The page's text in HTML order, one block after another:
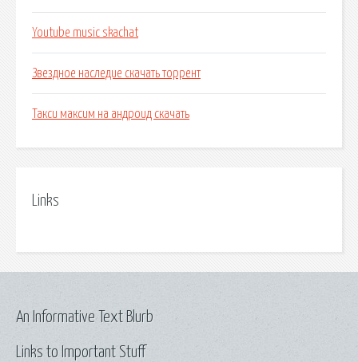
Youtube music skachat
Звездное наследие скачать торрент
Такси максим на андроид скачать
Links
Links to Important Stuff
An Informative Text Blurb